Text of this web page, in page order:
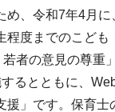
、令和7年4月
度までのこど
者の意見の尊重
るとともに、
」です。保育